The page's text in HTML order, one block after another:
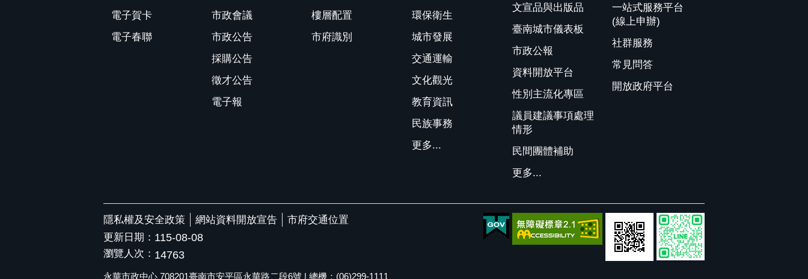
電子賀卡
電子春聯
市政會議
市政公告
採購公告
徵才公告
電子報
樓層配置
市府識別
環保衛生
城市發展
交通運輸
文化觀光
教育資訊
民族事務
更多...
文宣品與出版品
臺南城市儀表板
市政公報
資料開放平台
性別主流化專區
議員建議事項處理
情形
民間團體補助
更多...
一站式服務平台
(線上申辦)
社群服務
常見問答
開放政府平台
隱私權及安全政策 網站資料開放宣告
市府交通位置
更新日期： 115-08-08
瀏覽人次： 14763
永華市政中心 708201臺南市安平區永華路二段6號 | 總機：(06)299-1111